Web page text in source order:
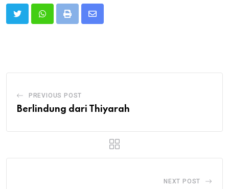
Print
Share
PREVIOUS POST
Berlindung dari Thiyarah
NEXT POST